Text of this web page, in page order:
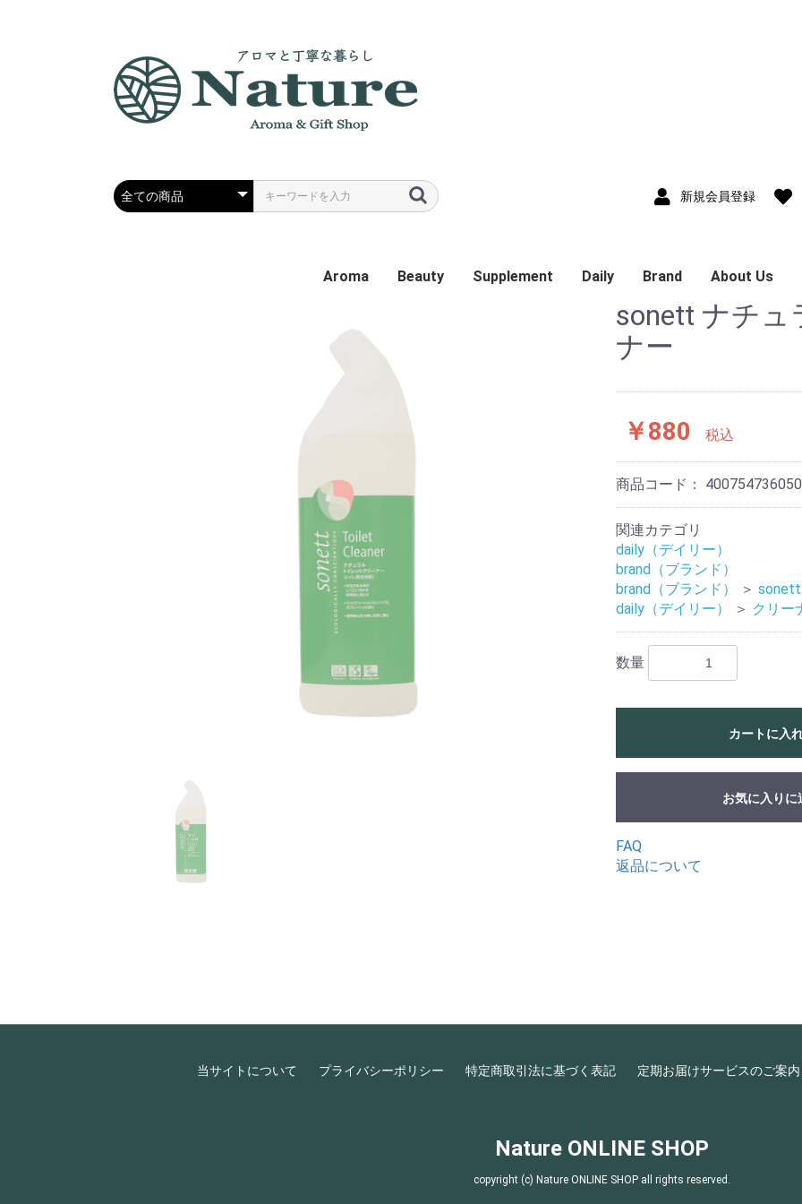
新規会員登録
Aroma Beauty Supplement Daily
キッチン
ランドリー
クリーナー
Brand
Be
sonett
Queen Mary
HoneyWraps
About Us
sonett ナチュ
ナー
￥880 税込
商品コード：
関連カテゴリ
daily（デイリー）
brand（ブランド）
brand（ブランド）
＞ sonett
daily（デイリー）
＞ クリー
数量
カートに入
お気に入りに
FAQ
返品について
当サイトについて プライバシーポリシー 特定商取引法に基づく表記 定期お届けサービスのご案内
Nature ONLINE SHOP
copyright (c) Nature ONLINE SHOP all rights reserved.